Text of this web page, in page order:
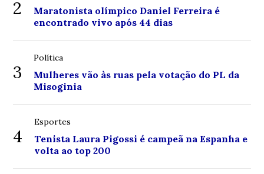
2
Maratonista olímpico Daniel Ferreira é
encontrado vivo após 44 dias
3
Política
Mulheres vão às ruas pela votação do PL da
Misoginia
4
Esportes
Tenista Laura Pigossi é campeã na Espanha e
volta ao top 200